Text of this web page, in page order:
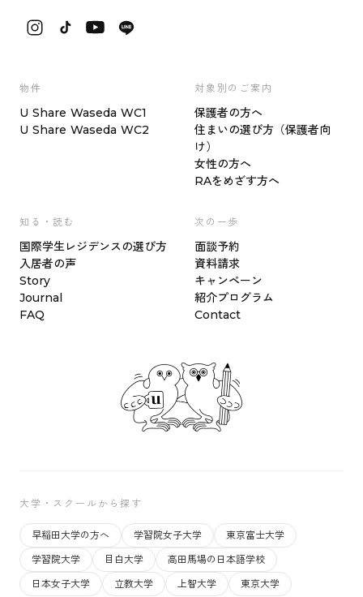
物件
U Share Waseda WC1
U Share Waseda WC2
対象別のご案内
保護者の方へ
住まいの選び方（保護者向
け）
女性の方へ
RAをめざす方へ
知る・読む
国際学生レジデンスの選び方
入居者の声
Story
Journal
FAQ
次の一歩
面談予約
資料請求
キャンペーン
紹介プログラム
Contact
大学・スクールから探す
早稲田大学の方へ 学習院女子大学
東京富士大学
学習院大学
目白大学
高田馬場の日本語学校
日本女子大学
立教大学 上智大学 東京大学